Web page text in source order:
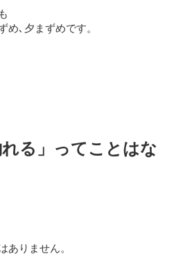
め､夕まずめです。
れる」ってことはな
ありません。